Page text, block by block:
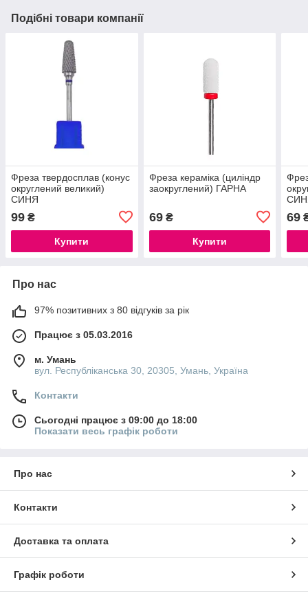
Подібні товари компанії
Фреза твердосплав (конус
округлений великий)
СИНЯ
99 ₴
Купити
Фреза кераміка (циліндр
заокруглений) ГАРНА
69₴
Купити
69
Про нас
97% позитивних з 80 відгуків за рік
Працює з 05.03.2016
м. Умань
вул. Республіканська 30, 20305, Умань, Україна
Контакти
Сьогодні працює з 09:00 до 18:00
Показати весь графік роботи
Про нас
Контакти
Доставка та оплата
Графік роботи